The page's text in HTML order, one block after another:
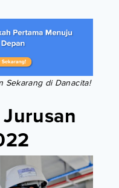
Sekarang di Danacita!